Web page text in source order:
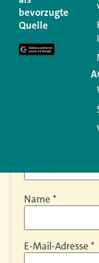
Ihre E-Mail-
Erforderliche
Kommentar
Name *
E-Mail-Adresse *
bevorzugte
Quelle